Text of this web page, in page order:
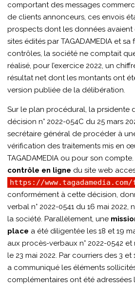
comportant des messages
de clients annonceurs, ces envois
prospects dont les données
sites édités par TAGADAMEDIA et
contrôles, la société ne comptait
réalisé, pour l’exercice 2022, un
résultat net dont les montants ont
version publiée de la délibération.
Sur le plan procédural, la prsidente
décision n° 2022-054C du 25 mars
secrétaire général de procéder à
vérification des traitements mis en
TAGADAMEDIA ou pour son
contrôle en ligne du site web
https://
conformément à cette décision,
verbal n° 2022-0541 du 16 mai 2022,
la société. Parallèlement, une
place a été diligentée les 18 et 19
aux procès-verbaux n° 2022-0542 et
le 23 mai 2022. Par courriers des 3 et
a communiqué les éléments
complémentaires ont été adressées